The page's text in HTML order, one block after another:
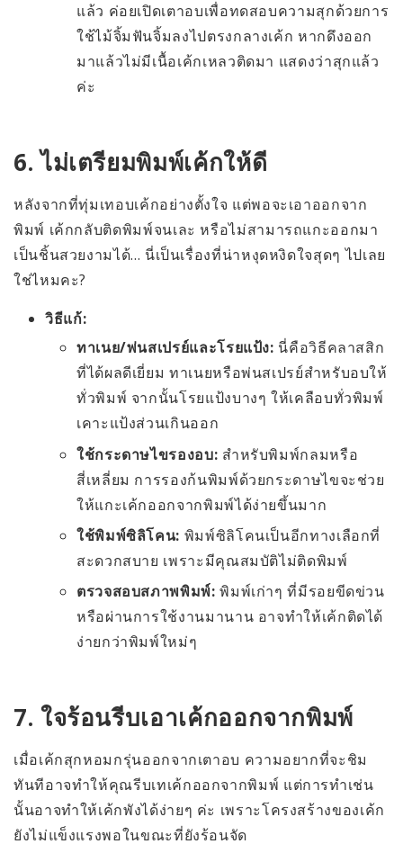
แล้ว ค่อยเปิดเตาอบเพื่อทดสอบความสุกด้วยการ
ใช้ไม้จิ้มฟันจิ้มลงไปตรงกลางเค้ก หากดึงออก
มาแล้วไม่มีเนื้อเค้กเหลวติดมา แสดงว่าสุกแล้ว
ค่ะ
6. ไม่เตรียมพิมพ์เค้กให้ดี
หลังจากที่ทุ่มเทอบเค้กอย่างตั้งใจ แต่พอจะเอาออกจาก
พิมพ์ เค้กกลับติดพิมพ์จนเละ หรือไม่สามารถแกะออกมา
เป็นชิ้นสวยงามได้... นี่เป็นเรื่องที่น่าหงุดหงิดใจสุดๆ ไปเลย
ใช่ไหมคะ?
วิธีแก้:
ทาเนย/พ่นสเปรย์และโรยแป้ง: นี่คือวิธีคลาสสิก
ที่ได้ผลดีเยี่ยม ทาเนยหรือพ่นสเปรย์สำหรับอบให้
ทั่วพิมพ์ จากนั้นโรยแป้งบางๆ ให้เคลือบทั่วพิมพ์
เคาะแป้งส่วนเกินออก
ใช้กระดาษไขรองอบ: สำหรับพิมพ์กลมหรือ
สี่เหลี่ยม การรองก้นพิมพ์ด้วยกระดาษไขจะช่วย
ให้แกะเค้กออกจากพิมพ์ได้ง่ายขึ้นมาก
ใช้พิมพ์ซิลิโคน: พิมพ์ซิลิโคนเป็นอีกทางเลือกที่
สะดวกสบาย เพราะมีคุณสมบัติไม่ติดพิมพ์
ตรวจสอบสภาพพิมพ์: พิมพ์เก่าๆ ที่มีรอยขีดข่วน
หรือผ่านการใช้งานมานาน อาจทำให้เค้กติดได้
ง่ายกว่าพิมพ์ใหม่ๆ
7. ใจร้อนรีบเอาเค้กออกจากพิมพ์
เมื่อเค้กสุกหอมกรุ่นออกจากเตาอบ ความอยากที่จะชิม
ทันทีอาจทำให้คุณรีบเทเค้กออกจากพิมพ์ แต่การทำเช่น
นั้นอาจทำให้เค้กพังได้ง่ายๆ ค่ะ เพราะโครงสร้างของเค้ก
ยังไม่แข็งแรงพอในขณะที่ยังร้อนจัด